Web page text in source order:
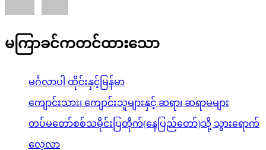
မကြာခင်ကတင်ထားသော
မင်္ဂလာပါ ထိုင်းနှင့်မြန်မာ
ကျောင်းသား၊ ကျောင်းသူများနှင့် ဆရာ၊ ဆရာမများ
တပ်မတော်စစ်သမိုင်းပြတိုက်(နေပြည်တော်)သို့ သွားရောက်
လေ့လာ